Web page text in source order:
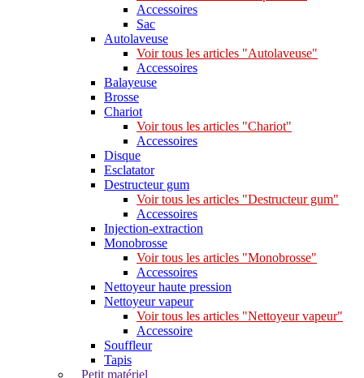
Accessoires
Sac
Autolaveuse
Voir tous les articles "Autolaveuse"
Accessoires
Balayeuse
Brosse
Chariot
Voir tous les articles "Chariot"
Accessoires
Disque
Esclatator
Destructeur gum
Voir tous les articles "Destructeur gum"
Accessoires
Injection-extraction
Monobrosse
Voir tous les articles "Monobrosse"
Accessoires
Nettoyeur haute pression
Nettoyeur vapeur
Voir tous les articles "Nettoyeur vapeur"
Accessoire
Souffleur
Tapis
Petit matériel